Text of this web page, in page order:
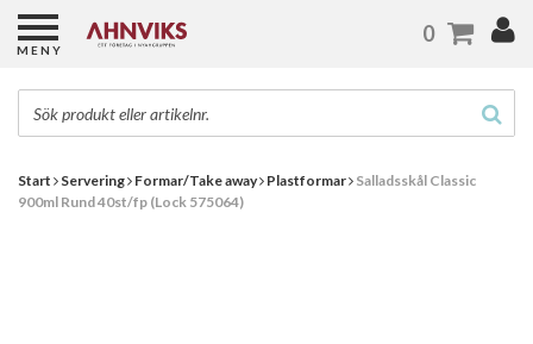
Start Servering Formar/Take away Plastformar Salladsskål Classic
900ml Rund 40st/fp (Lock 575064)
MENY
0